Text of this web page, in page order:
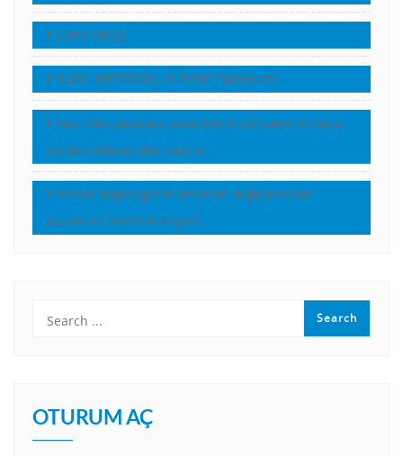
LUKA İNCİLİ
NASIL HRİSTİYAN OLDUM? *(Anonim)
Seni ben yarattım, sana ben biçim verdim.Sana
yardım edecek olan benim.
İsa’nın dağda görünümünün değişmesinin
anlamı ve önemini neydi?
OTURUM AÇ